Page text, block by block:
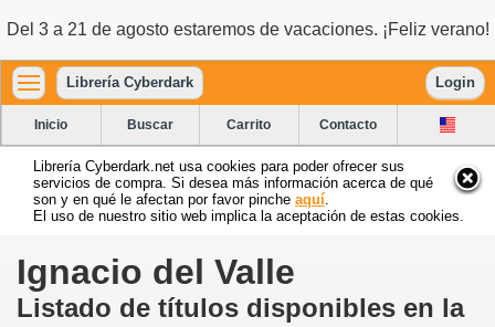
Del 3 a 21 de agosto estaremos de vacaciones. ¡Feliz verano!
Librería Cyberdark Login
Inicio Buscar Carrito Contacto
Librería Cyberdark.net usa cookies para poder ofrecer sus
servicios de compra. Si desea más información acerca de qué
son y en qué le afectan por favor pinche aquí
El uso de nuestro sitio web implica la aceptación de estas cookies.
Ignacio del Valle
Listado de títulos disponibles en la